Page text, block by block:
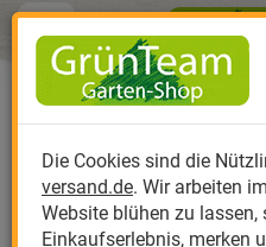
Produktkatalog
Nützlinge
0
Menü
Die Cookies sind die
versand.de. Wir arbeiten
Website blühen zu
Einkaufserlebnis, merken